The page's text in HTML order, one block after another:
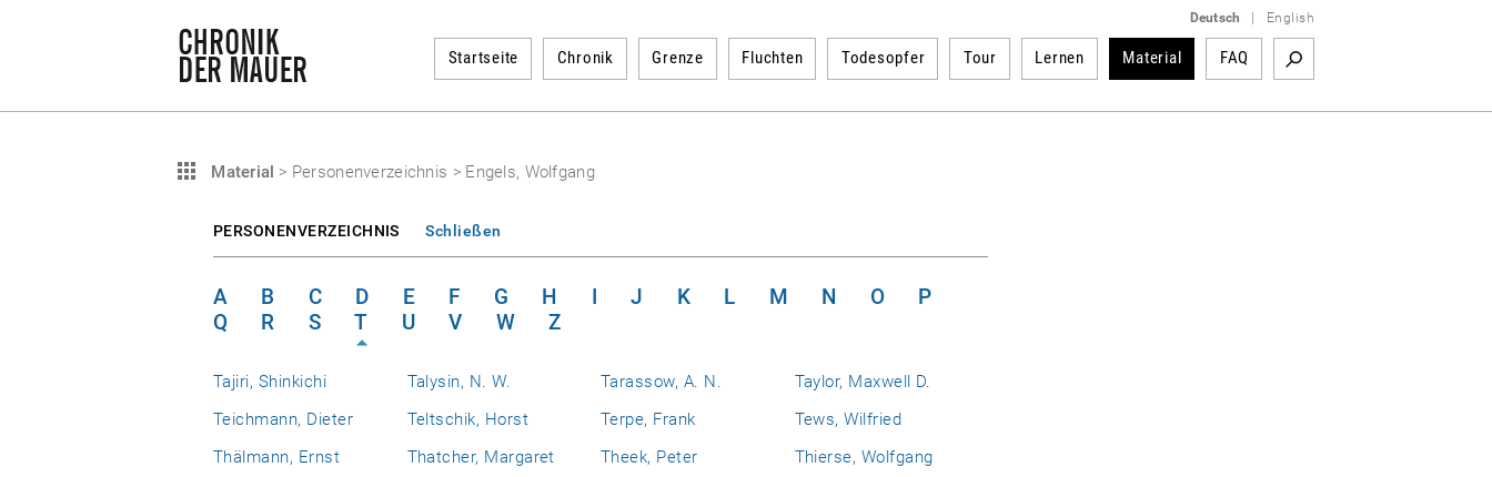
Deutsch English
Startseite Chronik Grenze Fluchten Todesopfer Tour Lernen Material FAQ
Material > Personenverzeichnis > Engels, Wolfgang
PERSONENVERZEICHNIS Schließen
A B C D E F G H I J K L M N O
P
Q
R S T U V W Z
Tajiri, Shinkichi Talysin, N. W. Tarassow, A. N.
Taylor, Maxwell D.
Teichmann, Dieter
Teltschik, Horst Terpe, Frank
Tews, Wilfried
Thälmann, Ernst
Thatcher, Margaret Theek, Peter
Thierse, Wolfgang